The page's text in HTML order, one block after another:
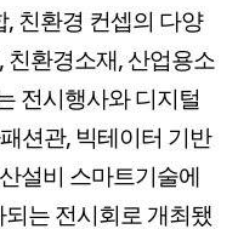
친환경 컨셉의 다양
친환경소재, 산업용소
전시행사와 디지털
션관, 빅테이터 기반
설비 스마트기술에
는 전시회로 개최됐